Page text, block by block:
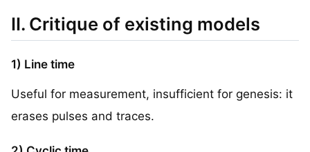
II. Critique of existing models
1) Line time
Useful for measurement, insufficient for genesis: it
erases pulses and traces.